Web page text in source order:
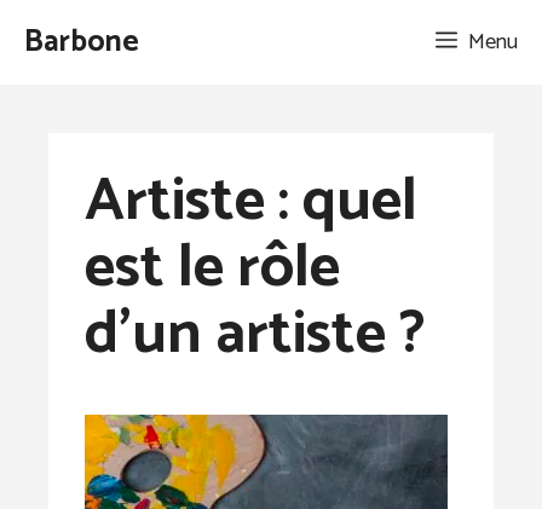
AllerBarbone Menu
Artiste : quel
est le rôle
d’un artiste ?